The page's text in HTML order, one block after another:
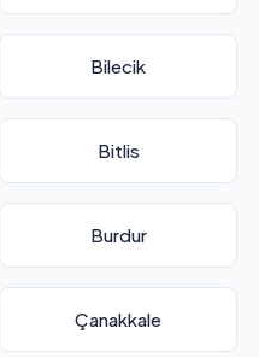
Bilecik
Bitlis
Burdur
Çanakkale